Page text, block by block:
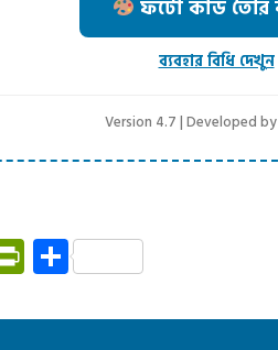
ফটো কার্ড
ব্যবহার বিধি দেখুন
Version 4.7 | Developed by
PrintFriendly
Share